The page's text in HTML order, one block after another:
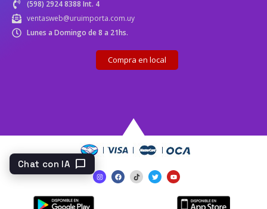
(598) 2924 8388 Int. 4
ventasweb@uruimporta.com.uy
Lunes a Domingo de 8 a 21hs.
Compra en local
Chat con IA chat_bubble